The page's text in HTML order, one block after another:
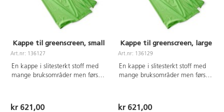
Passer nettbrett og mobiler fra
4,7" opp til 13" med en
maksimal vekt på 800 g. Veske
Kappe til greenscreen, small
Art.nr: 136127
En kappe i slitesterkt stoff med
mange bruksområder men først
ta på greenscreenkappen og
kr 621,00
Kappe til greenscreen, large
Art.nr: 136129
En kappe i slitesterkt stoff med
mange bruksområder men først
ta på greenscreenkappen og
kr 621,00